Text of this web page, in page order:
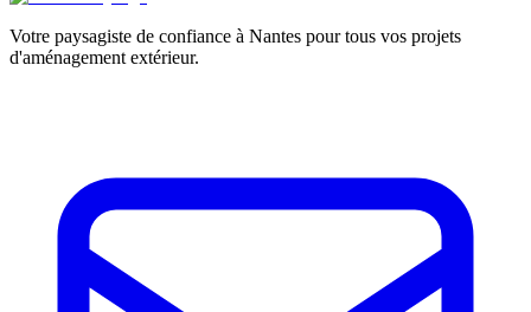
Votre paysagiste de confiance à Nantes pour tous vos projets
d'aménagement extérieur.